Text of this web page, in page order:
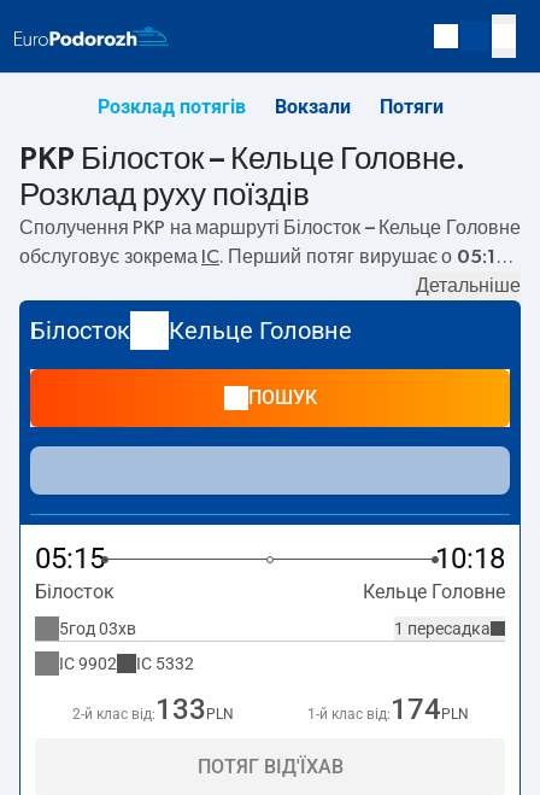
Розклад потягів Вокзали Потяги
PKP Білосток – Кельце Головне.
Розклад руху поїздів
Сполучення PKP на маршруті Білосток – Кельце Головне
обслуговує зокрема IC . Перший потяг вирушає о 05:15з
Kolejowa, 15-001
18:15. На маршрутіБілосток – Кельце Головне
також інші потяги:TLK— пропонують нижчу ціну квитка і
зазвичай довший час подорожі. Потяг завершує
маршрут на станції Кельце Головне за адресоюPlac
Niepodleglości, 25-560 Kielce
Детальніше
Білосток Кельце Головне
ПОШУК
05:15 10:18
Білосток Кельце Головне
1 пересадка
5год 03хв
IC9902 IC 5332
2-й клас від: 133 PLN 1-й клас від: 174 PLN
ПОТЯГ ВІД'ЇХАВ